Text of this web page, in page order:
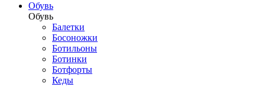
Обувь
Обувь
Балетки
Босоножки
Ботильоны
Ботинки
Ботфорты
Кеды